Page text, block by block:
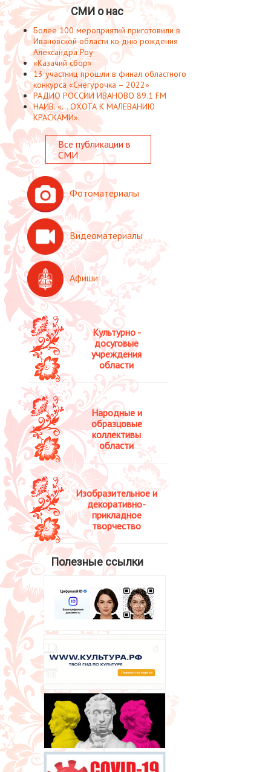
Культурно -
досуговые
учреждения
области
Народные и
образцовые
коллективы
области
Изобразительное и
декоративно-
прикладное
творчество
Полезные ссылки
СМИ о нас
Более 100 мероприятий приготовили в
Ивановской области ко дню рождения
Александра Роу
«Казачий сбор»
13 участниц прошли в финал областного
конкурса «Снегурочка – 2022»
РАДИО РОССИИ ИВАНОВО 89.1 FM
НАИВ. «... ОХОТА К МАЛЕВАНИЮ
КРАСКАМИ».
Все публикации в
СМИ
Фотоматериалы
Видеоматериалы
Афиши